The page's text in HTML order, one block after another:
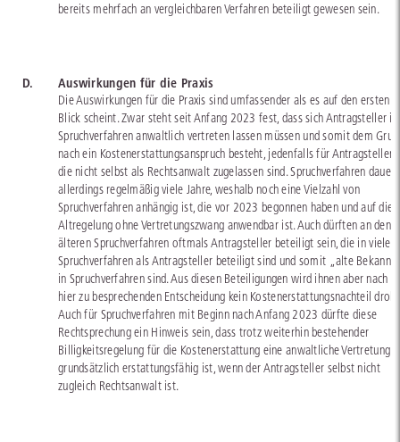
bereits mehrfach an vergleichbaren Verfahren beteiligt gewesen sein.
D. Auswirkungen für die Praxis
Die Auswirkungen für die Praxis sind umfassender als es auf den ersten
Blick scheint. Zwar steht seit Anfang 2023 fest, dass sich Antragsteller in
Spruchverfahren anwaltlich vertreten lassen müssen und somit dem
nach ein Kostenerstattungsanspruch besteht, jedenfalls für Antragsteller,
die nicht selbst als Rechtsanwalt zugelassen sind. Spruchverfahren dauern
allerdings regelmäßig viele Jahre, weshalb noch eine Vielzahl von
Spruchverfahren anhängig ist, die vor 2023 begonnen haben und auf die
Altregelung ohne Vertretungszwang anwendbar ist. Auch dürften an den
älteren Spruchverfahren oftmals Antragsteller beteiligt sein, die in vielen
Spruchverfahren als Antragsteller beteiligt sind und somit „alte
in Spruchverfahren sind. Aus diesen Beteiligungen wird ihnen aber nach
hier zu besprechenden Entscheidung kein Kostenerstattungsnachteil
Auch für Spruchverfahren mit Beginn nach Anfang 2023 dürfte diese
Rechtsprechung ein Hinweis sein, dass trotz weiterhin bestehender
Billigkeitsregelung für die Kostenerstattung eine anwaltliche Vertretung
grundsätzlich erstattungsfähig ist, wenn der Antragsteller selbst nicht
zugleich Rechtsanwalt ist.